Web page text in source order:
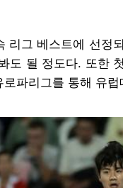
리그 베스트에 선정
도 될 정도다. 또한
파리그를 통해 유